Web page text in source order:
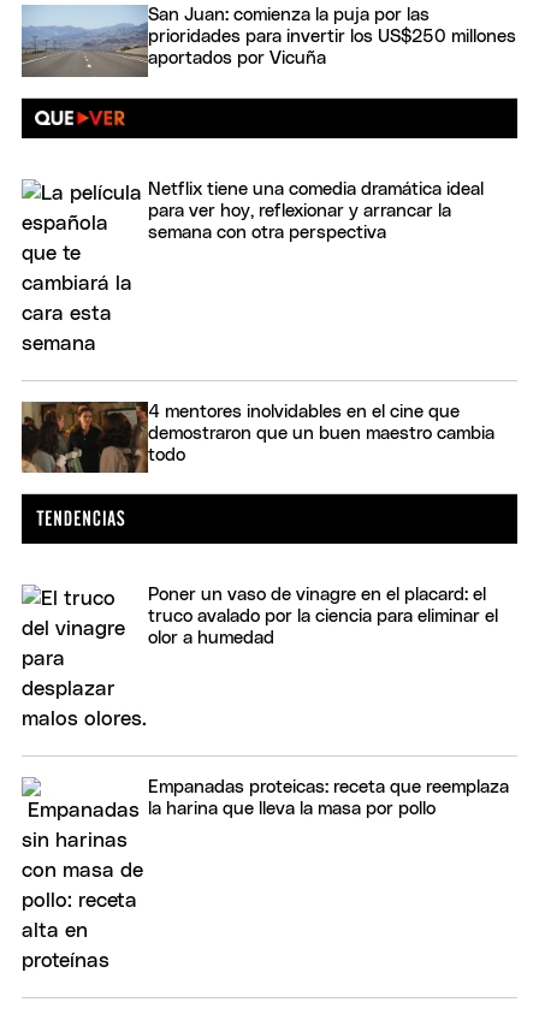
San Juan: comienza la puja por las
prioridades para invertir los US$250 millones
aportados por Vicuña
Netflix tiene una comedia dramática ideal
para ver hoy, reflexionar y arrancar la
semana con otra perspectiva
4 mentores inolvidables en el cine que
demostraron que un buen maestro cambia
todo
Poner un vaso de vinagre en el placard: el
truco avalado por la ciencia para eliminar el
olor a humedad
Empanadas proteicas: receta que reemplaza
la harina que lleva la masa por pollo